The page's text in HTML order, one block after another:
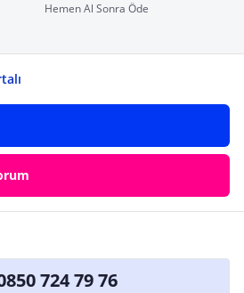
Hemen Al Sonra Öde
724 79 76